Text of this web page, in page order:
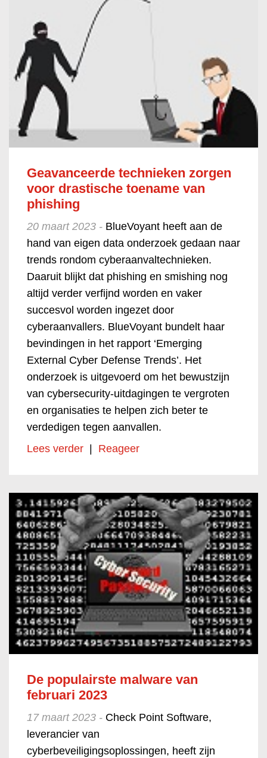
Geavanceerde technieken zorgen
voor drastische toename van
phishing
20 maart 2023 - BlueVoyant heeft aan de
hand van eigen data onderzoek gedaan naar
trends rondom cyberaanvaltechnieken.
Daaruit blijkt dat phishing en smishing nog
altijd verder verfijnd worden en vaker
succesvol worden ingezet door
cyberaanvallers. BlueVoyant bundelt haar
bevindingen in het rapport ‘Emerging
External Cyber Defense Trends’. Het
onderzoek is uitgevoerd om het bewustzijn
van cybersecurity-uitdagingen te vergroten
en organisaties te helpen zich beter te
verdedigen tegen aanvallen.
Lees verder
Reageer
De populairste malware van
februari 2023
17 maart 2023 - Check Point Software,
leverancier van
cyberbeveiligingsoplossingen, heeft zijn